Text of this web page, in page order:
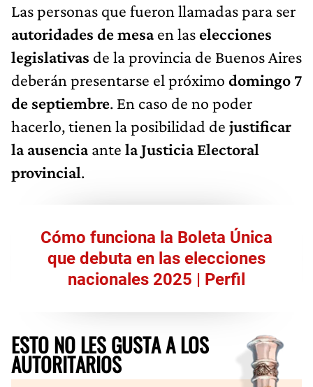
Las personas que fueron llamadas para ser
autoridades de mesaen las elecciones
legislativas de la provincia de Buenos Aires
deberán presentarse el próximo domingo 7
de septiembre. En caso de no poder
hacerlo, tienen la posibilidad de justificar
la ausenciaante la Justicia Electoral
provincial.
Cómo funciona la Boleta Única
que debuta en las elecciones
nacionales 2025 | Perfil
ESTO NO LES GUSTA A LOS
AUTORITARIOS